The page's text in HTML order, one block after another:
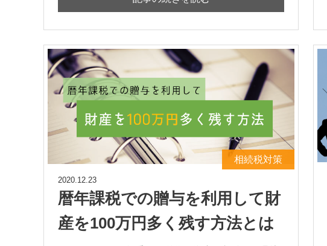
相続税対策
2020.12.23
暦年課税での贈与を利用して財
産を100万円多く残す方法とは